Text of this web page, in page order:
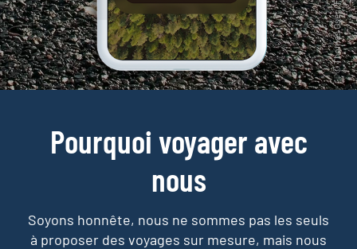
Pourquoi voyager avec
nous
Soyons honnête, nous ne sommes pas les seuls
à proposer des voyages sur mesure, mais nous